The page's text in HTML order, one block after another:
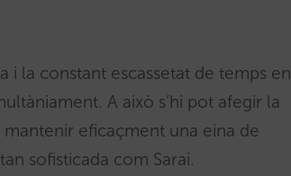
la constant escassetat de temps en
A això s’hi pot afegir la
eficaçment una eina de
sofisticada com Sarai.